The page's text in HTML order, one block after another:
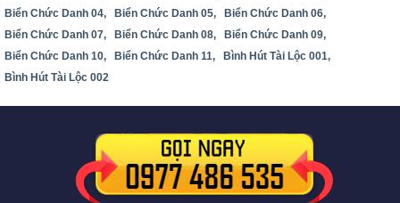
Biển Chức Danh 04,
Biển Chức Danh 05,
Biển Chức Danh 06,
Biển Chức Danh 07,
Biển Chức Danh 08,
Biển Chức Danh 09,
Biển Chức Danh 10,
Biển Chức Danh 11,
Bình Hút Tài Lộc 001,
Bình Hút Tài Lộc 002